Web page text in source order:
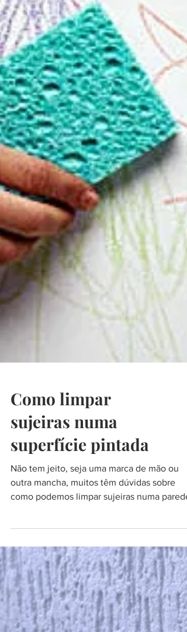
Como limpar
sujeiras numa
superfície pintada
Não tem jeito, seja uma marca de mão ou
outra mancha, muitos têm dúvidas sobre
pintada. E não...